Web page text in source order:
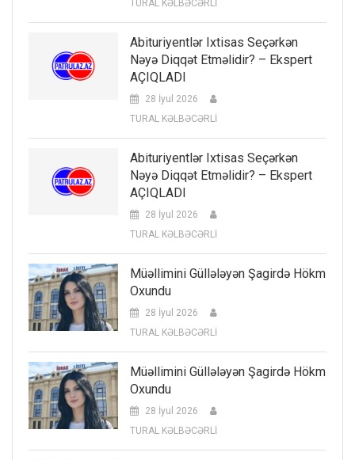
TURAL KƏLBƏCƏRLİ
Abituriyentlər Ixtisas Seçərkən
Nəyə Diqqət Etməlidir? – Ekspert
AÇIQLADI
28 İyul 2026
TURAL KƏLBƏCƏRLİ
Abituriyentlər Ixtisas Seçərkən
Nəyə Diqqət Etməlidir? – Ekspert
AÇIQLADI
28 İyul 2026
TURAL KƏLBƏCƏRLİ
Müəllimini Güllələyən Şagirdə Hökm
Oxundu
28 İyul 2026
TURAL KƏLBƏCƏRLİ
Müəllimini Güllələyən Şagirdə Hökm
Oxundu
28 İyul 2026
TURAL KƏLBƏCƏRLİ